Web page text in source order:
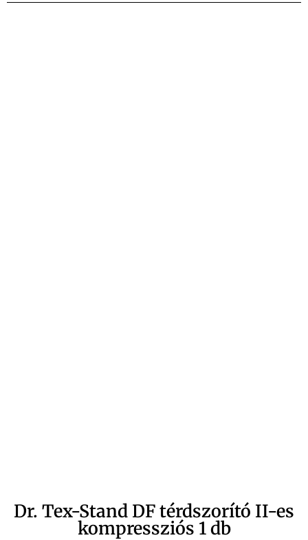
Dr. Tex-Stand DF térdszorító II-es
kompressziós 1 db